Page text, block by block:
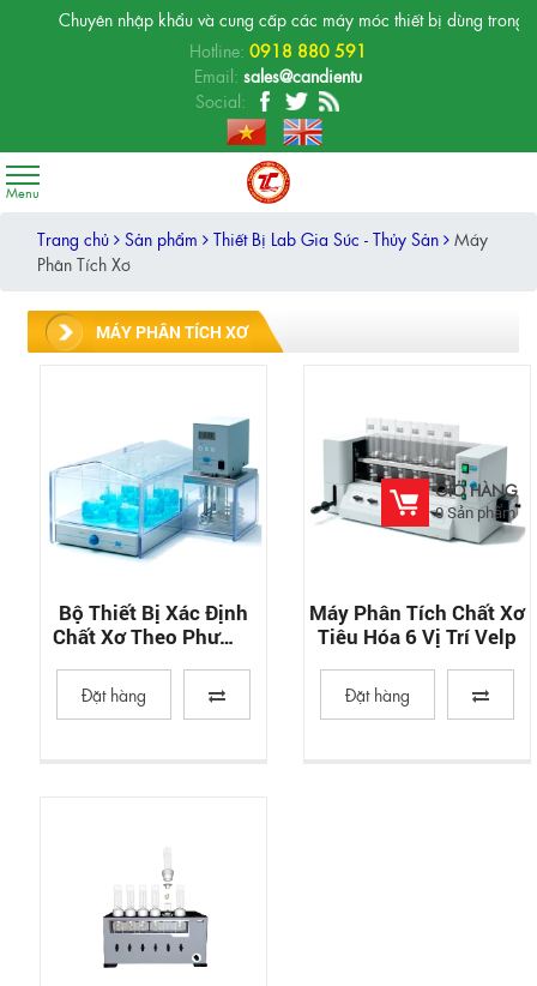
Chuyên nhập khẩu và cung cấp các máy móc thiết bị dùng trong
Hotline:0918 880 591
Email:sales@candientu
Social:
GIỎ HÀNG
0Sản phẩm
Trang chủ Sản phẩm Thiết Bị Lab Gia Súc - Thủy Sản
Máy
Phân Tích Xơ
MÁY PHÂN TÍCH XƠ
Bộ Thiết Bị Xác Định
Chất Xơ Theo Phương
Đặt hàng
Máy Phân Tích Chất Xơ
Tiêu Hóa 6 Vị Trí Velp
Đặt hàng